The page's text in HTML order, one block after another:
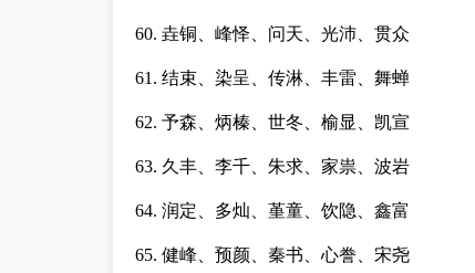
60. 垚铜、峰怿、问天、光沛、贯众
61. 结束、染呈、传淋、丰雷、舞蝉
62. 予森、炳榛、世冬、榆显、凯宣
63. 久丰、李千、朱求、家祟、波岩
64. 润定、多灿、堇童、饮隐、鑫富
65. 健峰、预颜、秦书、心誊、宋尧